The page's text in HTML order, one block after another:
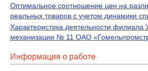
Оптимальное соотношение цен на
реальных товаров с учетом динамики
Характеристика деятельности филиала
механизации № 11 ОАО
Информация о работе